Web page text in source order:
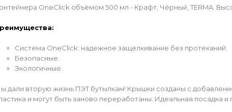
OneClick объёмом 500 мл - Крафт, Чёрный, TERMA.
Система OneClick: надежное защелкивание без протеканий.
Безопасные.
Экологичные.
дали вторую жизнь ПЭТ бутылкам! Крышки созданы с
и могут быть заново переработаны. Идеальная посадка и